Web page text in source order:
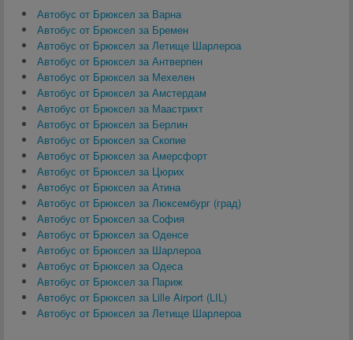
Автобус от Брюксел за Варна
Автобус от Брюксел за Бремен
Автобус от Брюксел за Летище Шарлероа
Автобус от Брюксел за Антверпен
Автобус от Брюксел за Мехелен
Автобус от Брюксел за Амстердам
Автобус от Брюксел за Маастрихт
Автобус от Брюксел за Берлин
Автобус от Брюксел за Скопие
Автобус от Брюксел за Амерсфорт
Автобус от Брюксел за Цюрих
Автобус от Брюксел за Атина
Автобус от Брюксел за Люксембург (град)
Автобус от Брюксел за София
Автобус от Брюксел за Оденсе
Автобус от Брюксел за Шарлероа
Автобус от Брюксел за Одеса
Автобус от Брюксел за Париж
Автобус от Брюксел за Lille Airport (LIL)
Автобус от Брюксел за Летище Шарлероа